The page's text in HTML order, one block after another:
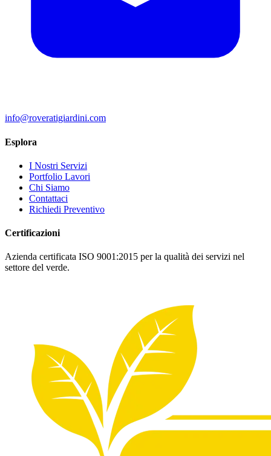
info@roveratigiardini.com
Esplora
I Nostri Servizi
Portfolio Lavori
Chi Siamo
Contattaci
Richiedi Preventivo
Certificazioni
Azienda certificata ISO 9001:2015 per la qualità dei servizi nel
settore del verde.